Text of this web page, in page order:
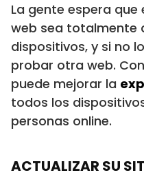
La gente espera
web sea totalmente
dispositivos, y si no
probar otra web.
puede mejorar la
todos los
personas online.
ACTUALIZAR SU